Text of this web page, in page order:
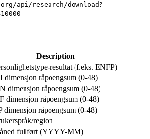
api/research/download?
Description
resultat (f.eks. ENFP)
dimensjon råpoengsum (0-48)
dimensjon råpoengsum (0-48)
dimensjon råpoengsum (0-48)
dimensjon råpoengsum (0-48)
region
fullført (YYYY-MM)